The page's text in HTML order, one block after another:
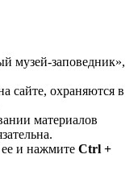
музей-заповедник»,
сайте, охраняются в
материалов
и нажмите Ctrl +